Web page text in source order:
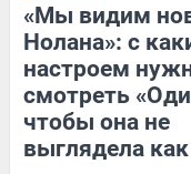
«Мы видим
Нолана»: с
настроем
смотреть
чтобы она не
выглядела